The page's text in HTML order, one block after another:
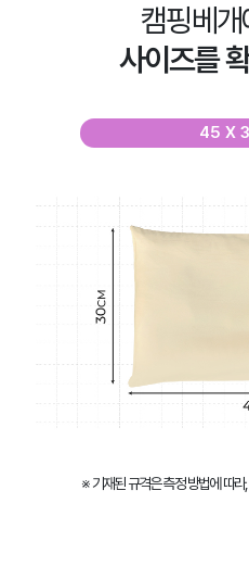
캠핑베개
사이즈를
45 X
※ 기재된 규격은 측정 방법에 따라,